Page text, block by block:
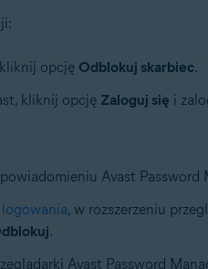
opcję Odblokuj skarbiec.
kliknij opcję Zaloguj się i
Avast
, w rozszerzeniu
.
Avast Password